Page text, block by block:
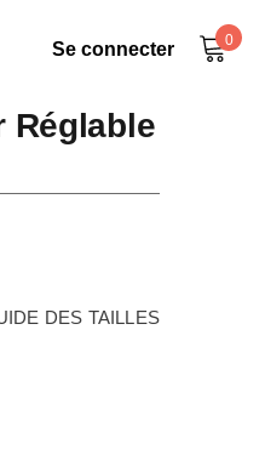
Se connecter 0
Réglable
DES TAILLES